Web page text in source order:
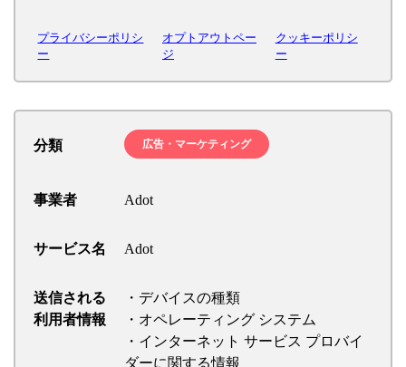
プライバシーポリシ
ー
オプトアウトペー
ジ
クッキーポリシ
ー
分類 広告・マーケティング
事業者 Adot
サービス名 Adot
送信される
利用者情報
・デバイスの種類
・オペレーティング システム
・インターネット サービス プロバイ
ダーに関する情報